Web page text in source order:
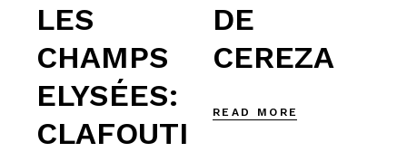
LES
CHAMPS
ELYSÉES:
CLAFOUTI
DE
CEREZA
READ MORE